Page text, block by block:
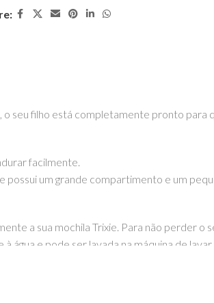
o seu filho está completamente pronto para
facilmente.
um grande compartimento e um
a sua mochila Trixie. Para não perder o
água e pode ser lavada na máquina de